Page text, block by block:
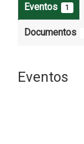
Eventos 1
Documentos
Eventos